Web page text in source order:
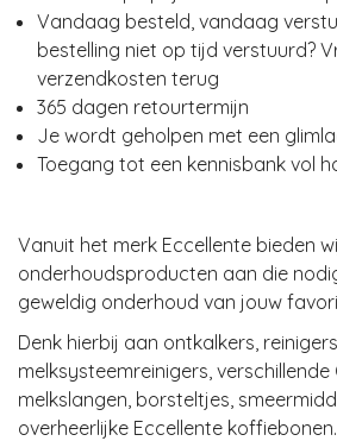
Vandaag besteld, vandaag
bestelling niet op tijd verstuurd?
verzendkosten terug
365 dagen retourtermijn
Je wordt geholpen met een
Toegang tot een kennisbank vol
Vanuit het merk Eccellente bieden
onderhoudsproducten aan die
geweldig onderhoud van jouw
Denk hierbij aan ontkalkers,
melksysteemreinigers, verschillende
melkslangen, borsteltjes,
overheerlijke Eccellente koffiebonen.